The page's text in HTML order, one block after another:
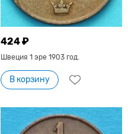
424 ₽
Швеция 1 эре 1903 год.
В корзину